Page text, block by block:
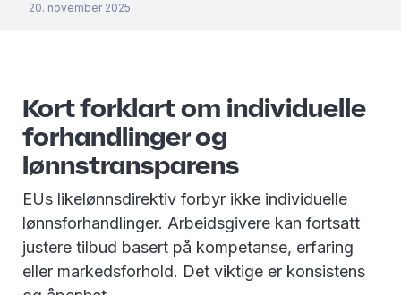
20. november 2025
Kort forklart om individuelle
forhandlinger og
lønnstransparens
EUs likelønnsdirektiv forbyr ikke individuelle
lønnsforhandlinger. Arbeidsgivere kan fortsatt
justere tilbud basert på kompetanse, erfaring
eller markedsforhold. Det viktige er konsistens